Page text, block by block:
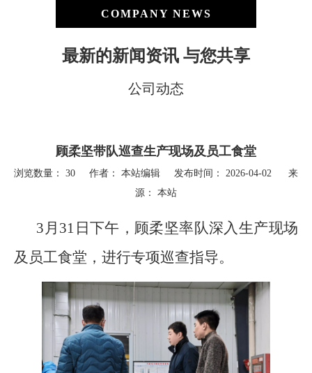
COMPANY NEWS
最新的新闻资讯 与您共享
公司动态
顾柔坚带队巡查生产现场及员工食堂
浏览数量： 30 作者： 本站编辑 发布时间： 2026-04-02 来
源： 本站
3月31日下午，顾柔坚率队深入生产现场
及员工食堂，进行专项巡查指导。